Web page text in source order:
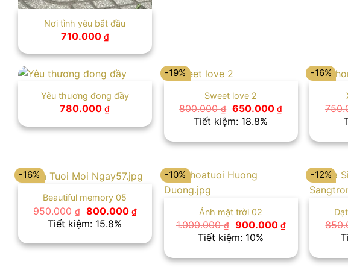
Nơi tình yêu bắt đầu
710.000 ₫
Yêu thương đong đầy
780.000₫
-19%
Sweet love 2
800.000₫ Giá
gốc
là:
650.000₫Giá
650.000 ₫.
Tiết kiệm: 18.8%
-16%
-16%
Beautiful memory 05
950.000₫ Giá
gốc
là:
800.000 ₫Giá
hiện
800.000 ₫.
Tiết kiệm: 15.8%
-10%
Ánh mặt trời 02
1.000.000₫
Giá
gốc
là:
900.000 ₫Giá
hiện
là:
900.000 ₫.
Tiết kiệm: 10%
-12%